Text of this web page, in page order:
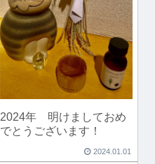
2024年 明けましておめ
でとうございます！
2024.01.01